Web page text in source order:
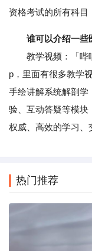
资格考试的所有科目
谁可以介绍一些
教学视频：「哔哩
p，里面有很多教学
手绘讲解系统解剖学
验、互动答疑等模块
权威、高效的学习、
热门推荐